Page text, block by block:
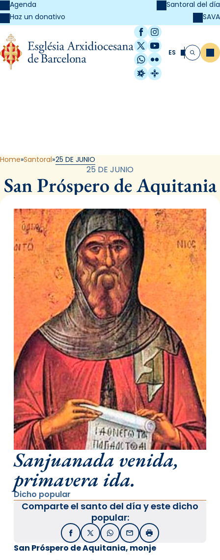
Agenda
Haz un donativo
Santoral del día
SAVA
Facebook
Instagram
X / Twitter
YouTube
WhatsApp
Flickr
Radio Estel
Catalunya
ES Buscar
Home Santoral 25 DE JUNIO
25 DE JUNIO
San Próspero de Aquitania
Sanjuanada venida,
primavera ida.
Dicho popular
Comparte el santo del día y este dicho
popular:
FacebookX / TwitterWhatsApp
EmailImprimir
San Próspero de Aquitania, monje